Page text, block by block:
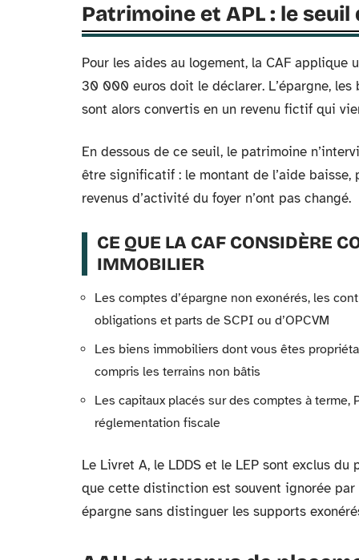
Patrimoine et APL : le
Pour les aides au logement, la CAF
30 000 euros doit le déclarer. L’épargne,
sont alors convertis en un revenu fictif qui
En dessous de ce seuil, le patrimoine
être significatif : le montant de l’aide baisse,
revenus d’activité du foyer n’ont pas changé.
CE QUE LA CAF CONSIDÈRE
IMMOBILIER
Les comptes d’épargne non exonérés, les
obligations et parts de SCPI ou d’OPCVM
Les biens immobiliers dont vous êtes
compris les terrains non bâtis
Les capitaux placés sur des comptes à terme,
réglementation fiscale
Le Livret A, le LDDS et le LEP sont exclus
que cette distinction est souvent ignorée
épargne sans distinguer les supports